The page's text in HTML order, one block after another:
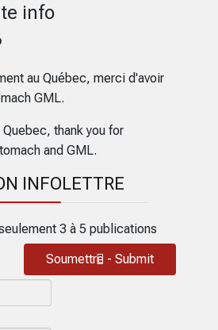
info
au Québec, merci d'avoir
GML.
thank you for
and GML.
INFOLETTRE
3 à 5 publications
Soumettre - Submit